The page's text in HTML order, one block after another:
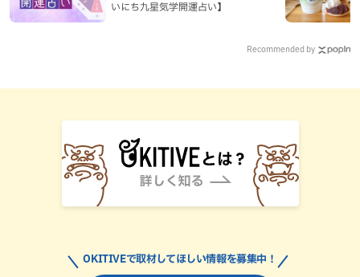
いにち九星気学開運占い】
Recommended by
OKITIVEで取材してほしい情報を募集中！